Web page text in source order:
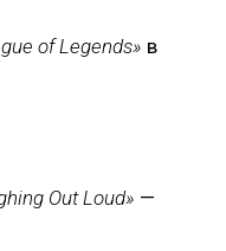
of Legends» в
Out Loud» —